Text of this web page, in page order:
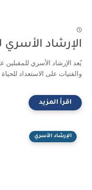
الإرشاد الأسري
يُعد الإرشاد الأسري
والفتيات على الاستعداد
الإرشاد الأسري